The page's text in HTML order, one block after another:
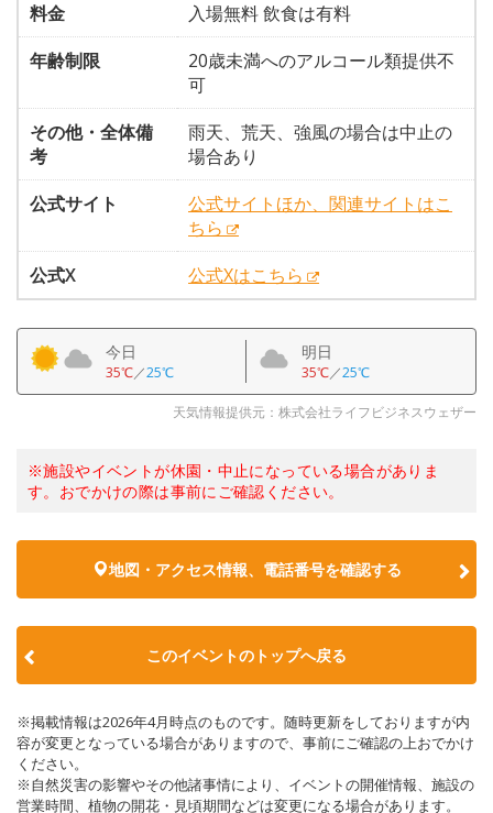
料金
入場無料 飲食は有料
年齢制限
20歳未満へのアルコール類提供不
可
その他・全体備
考
雨天、荒天、強風の場合は中止の
場合あり
公式サイト
公式サイトほか、関連サイトはこ
ちら
公式X
公式Xはこちら
今日
35℃／25℃
明日
35℃／25℃
天気情報提供元：株式会社ライフビジネスウェザー
※施設やイベントが休園・中止になっている場合がありま
す。おでかけの際は事前にご確認ください。
地図・アクセス情報、電話番号を確認する
このイベントのトップへ戻る
※掲載情報は2026年4月時点のものです。随時更新をしておりますが内
容が変更となっている場合がありますので、事前にご確認の上おでかけ
ください。
※自然災害の影響やその他諸事情により、イベントの開催情報、施設の
営業時間、植物の開花・見頃期間などは変更になる場合があります。